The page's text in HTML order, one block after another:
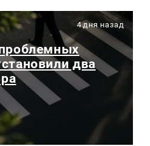
4 дня назад
два